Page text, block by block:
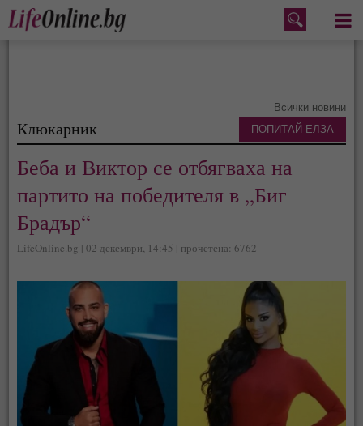
Меню
Всички новини
Клюкарник
Беба и Виктор се отбягваха на
партито на победителя в „Биг
Брадър“
LifeOnline.bg | 02 декември, 14:45 | прочетена: 6762
ПОПИТАЙ ЕЛЗА